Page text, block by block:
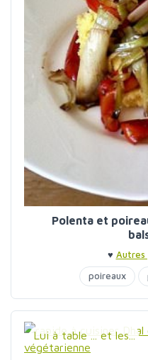
Polenta et
♥ Autres
poireaux
Lui à table ... et les...